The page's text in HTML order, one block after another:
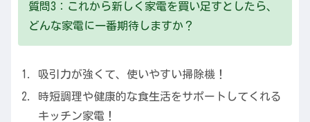
質問3：これから新しく家電を買い足すとしたら、
どんな家電に一番期待しますか？
吸引力が強くて、使いやすい掃除機！
時短調理や健康的な食生活をサポートしてくれる
キッチン家電！